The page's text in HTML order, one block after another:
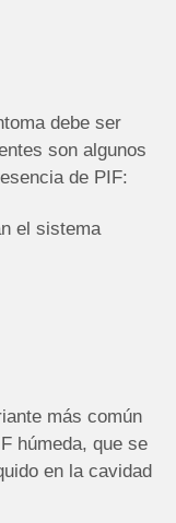
debe ser
son algunos
de PIF:
el sistema
más común
húmeda, que se
en la cavidad